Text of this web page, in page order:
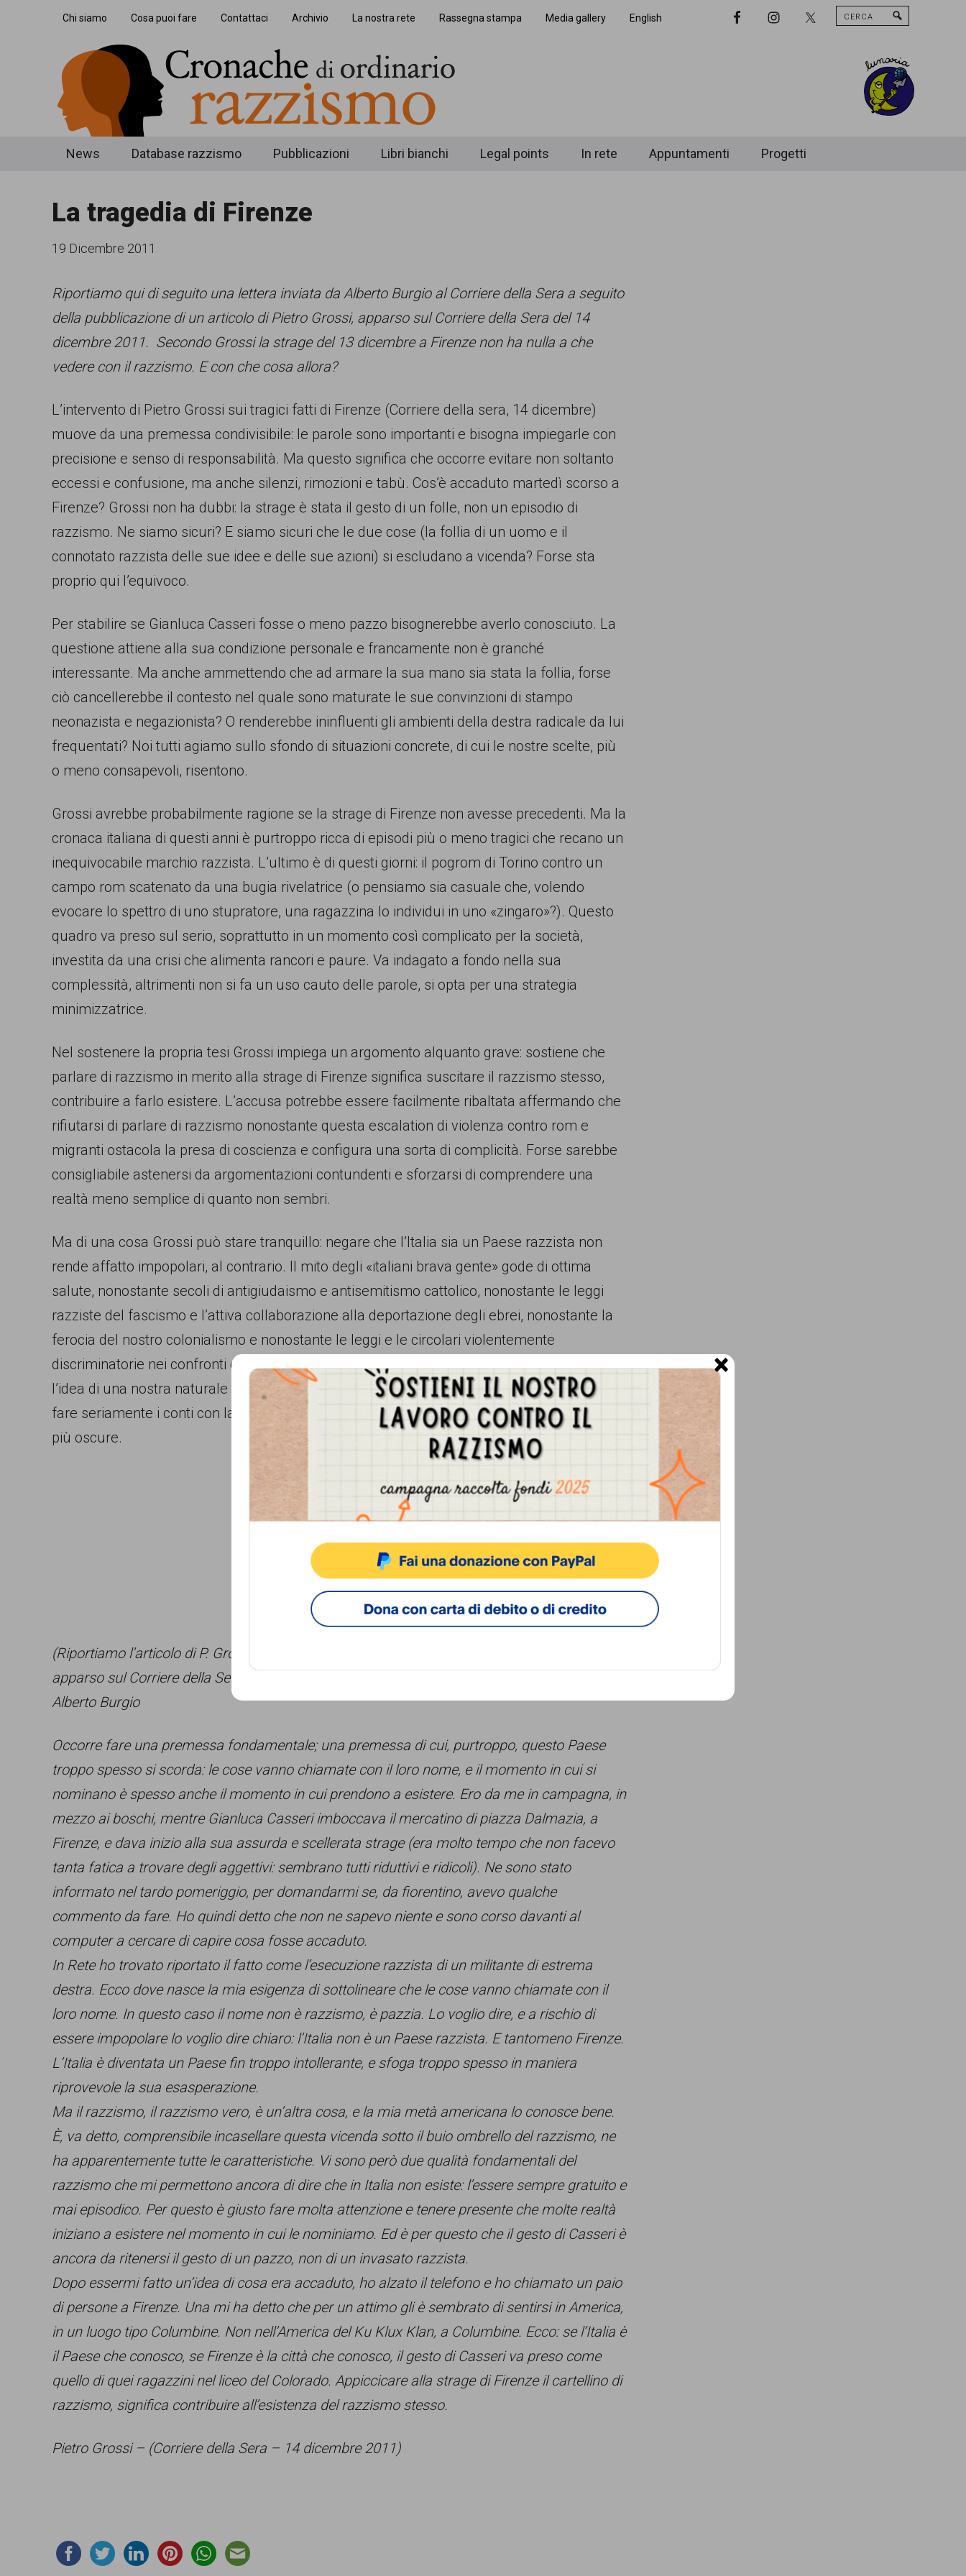
Questo sito fa uso di cookie, anche di terze parti, ma non utilizza alcun cookie di profilazione.
ACCETTA NEGA VISUALIZZA LE PREFERENZE
secondary
Chi siamo Cosa puoi fare Contattaci Archivio La nostra rete Rassegna stampa Media gallery English
Nav
Cerca
Cronache
ordinario
razzismo
Cronachediordinariorazzismo.org
sito
di
approfondimento
e
comunicazione
specificamente
al
fenomeno
del
razzismo
curato
da
Lunaria
in
persone,
movimenti
battono
per
le
pari
opportunità
e
la
garanzia
dei
di
cittadinanza
per
tutti.
News Database razzismo Pubblicazioni Libri bianchi Legal points In rete Appuntamenti Progetti
La tragedia di Firenze
19 Dicembre 2011
Riportiamo qui di seguito una lettera inviata da Alberto Burgio al Corriere della Sera a seguito
della pubblicazione di un articolo di Pietro Grossi, apparso sul Corriere della Sera del 14
dicembre 2011. Secondo Grossi la strage del 13 dicembre a Firenze non ha nulla a che
vedere con il razzismo. E con che cosa allora?
L’intervento di Pietro Grossi sui tragici fatti di Firenze (Corriere della sera, 14 dicembre)
muove da una premessa condivisibile: le parole sono importanti e bisogna impiegarle con
precisione e senso di responsabilità. Ma questo significa che occorre evitare non soltanto
eccessi e confusione, ma anche silenzi, rimozioni e tabù. Cos’è accaduto martedì scorso a
Firenze? Grossi non ha dubbi: la strage è stata il gesto di un folle, non un episodio di
razzismo. Ne siamo sicuri? E siamo sicuri che le due cose (la follia di un uomo e il
connotato razzista delle sue idee e delle sue azioni) si escludano a vicenda? Forse sta
proprio qui l’equivoco.
Per stabilire se Gianluca Casseri fosse o meno pazzo bisognerebbe averlo conosciuto. La
questione attiene alla sua condizione personale e francamente non è granché
interessante. Ma anche ammettendo che ad armare la sua mano sia stata la follia, forse
ciò cancellerebbe il contesto nel quale sono maturate le sue convinzioni di stampo
neonazista e negazionista? O renderebbe ininfluenti gli ambienti della destra radicale da lui
frequentati? Noi tutti agiamo sullo sfondo di situazioni concrete, di cui le nostre scelte, più
o meno consapevoli, risentono.
Grossi avrebbe probabilmente ragione se la strage di Firenze non avesse precedenti. Ma la
cronaca italiana di questi anni è purtroppo ricca di episodi più o meno tragici che recano un
inequivocabile marchio razzista. L’ultimo è di questi giorni: il pogrom di Torino contro un
campo rom scatenato da una bugia rivelatrice (o pensiamo sia casuale che, volendo
evocare lo spettro di uno stupratore, una ragazzina lo individui in uno «zingaro»?). Questo
quadro va preso sul serio, soprattutto in un momento così complicato per la società,
investita da una crisi che alimenta rancori e paure. Va indagato a fondo nella sua
complessità, altrimenti non si fa un uso cauto delle parole, si opta per una strategia
minimizzatrice.
Nel sostenere la propria tesi Grossi impiega un argomento alquanto grave: sostiene che
parlare di razzismo in merito alla strage di Firenze significa suscitare il razzismo stesso,
contribuire a farlo esistere. L’accusa potrebbe essere facilmente ribaltata affermando che
rifiutarsi di parlare di razzismo nonostante questa escalation di violenza contro rom e
migranti ostacola la presa di coscienza e configura una sorta di complicità. Forse sarebbe
consigliabile astenersi da argomentazioni contundenti e sforzarsi di comprendere una
realtà meno semplice di quanto non sembri.
Ma di una cosa Grossi può stare tranquillo: negare che l’Italia sia un Paese razzista non
rende affatto impopolari, al contrario. Il mito degli «italiani brava gente» gode di ottima
salute, nonostante secoli di antigiudaismo e antisemitismo cattolico, nonostante le leggi
razziste del fascismo e l’attiva collaborazione alla deportazione degli ebrei, nonostante la
ferocia del nostro colonialismo e nonostante le leggi e le circolari violentemente
discriminatorie nei confronti degli immigrati promulgate negli ultimi vent’anni. Popolare è
l’idea di una nostra naturale refrattarietà al razzismo, non certo la posizione di chi cerca di
fare seriamente i conti con la normalità della nostra storia nazionale e con le sue pagine
più oscure.
Alberto Burgio
«Corriere della sera», 16 dicembre 2011
(Riportiamo l’articolo di P. Grossi “
apparso sul Corriere della Sera del 14 dicembre 2011 al quale si riferisce la risposta di
Alberto Burgio
Occorre fare una premessa fondamentale; una premessa di cui, purtroppo, questo Paese
troppo spesso si scorda: le cose vanno chiamate con il loro nome, e il momento in cui si
nominano è spesso anche il momento in cui prendono a esistere. Ero da me in campagna, in
mezzo ai boschi, mentre Gianluca Casseri imboccava il mercatino di piazza Dalmazia, a
Firenze, e dava inizio alla sua assurda e scellerata strage (era molto tempo che non facevo
tanta fatica a trovare degli aggettivi: sembrano tutti riduttivi e ridicoli). Ne sono stato
informato nel tardo pomeriggio, per domandarmi se, da fiorentino, avevo qualche
commento da fare. Ho quindi detto che non ne sapevo niente e sono corso davanti al
computer a cercare di capire cosa fosse accaduto.
In Rete ho trovato riportato il fatto come l’esecuzione razzista di un militante di estrema
destra. Ecco dove nasce la mia esigenza di sottolineare che le cose vanno chiamate con il
loro nome. In questo caso il nome non è razzismo, è pazzia. Lo voglio dire, e a rischio di
essere impopolare lo voglio dire chiaro: l’Italia non è un Paese razzista. E tantomeno Firenze.
L’Italia è diventata un Paese fin troppo intollerante, e sfoga troppo spesso in maniera
riprovevole la sua esasperazione.
Ma il razzismo, il razzismo vero, è un’altra cosa, e la mia metà americana lo conosce bene.
È, va detto, comprensibile incasellare questa vicenda sotto il buio ombrello del razzismo, ne
ha apparentemente tutte le caratteristiche. Vi sono però due qualità fondamentali del
razzismo che mi permettono ancora di dire che in Italia non esiste: l’essere sempre gratuito e
mai episodico. Per questo è giusto fare molta attenzione e tenere presente che molte realtà
iniziano a esistere nel momento in cui le nominiamo. Ed è per questo che il gesto di Casseri è
ancora da ritenersi il gesto di un pazzo, non di un invasato razzista.
Dopo essermi fatto un’idea di cosa era accaduto, ho alzato il telefono e ho chiamato un paio
di persone a Firenze. Una mi ha detto che per un attimo gli è sembrato di sentirsi in America,
in un luogo tipo Columbine. Non nell’America del Ku Klux Klan, a Columbine. Ecco: se l’Italia è
il Paese che conosco, se Firenze è la città che conosco, il gesto di Casseri va preso come
quello di quei ragazzini nel liceo del Colorado. Appiccicare alla strage di Firenze il cartellino di
razzismo, significa contribuire all’esistenza del razzismo stesso.
Pietro Grossi – (Corriere della Sera – 14 dicembre 2011)
×